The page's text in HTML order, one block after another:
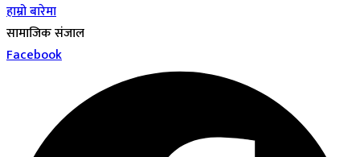
हाम्रो बारेमा
सामाजिक संजाल
Facebook